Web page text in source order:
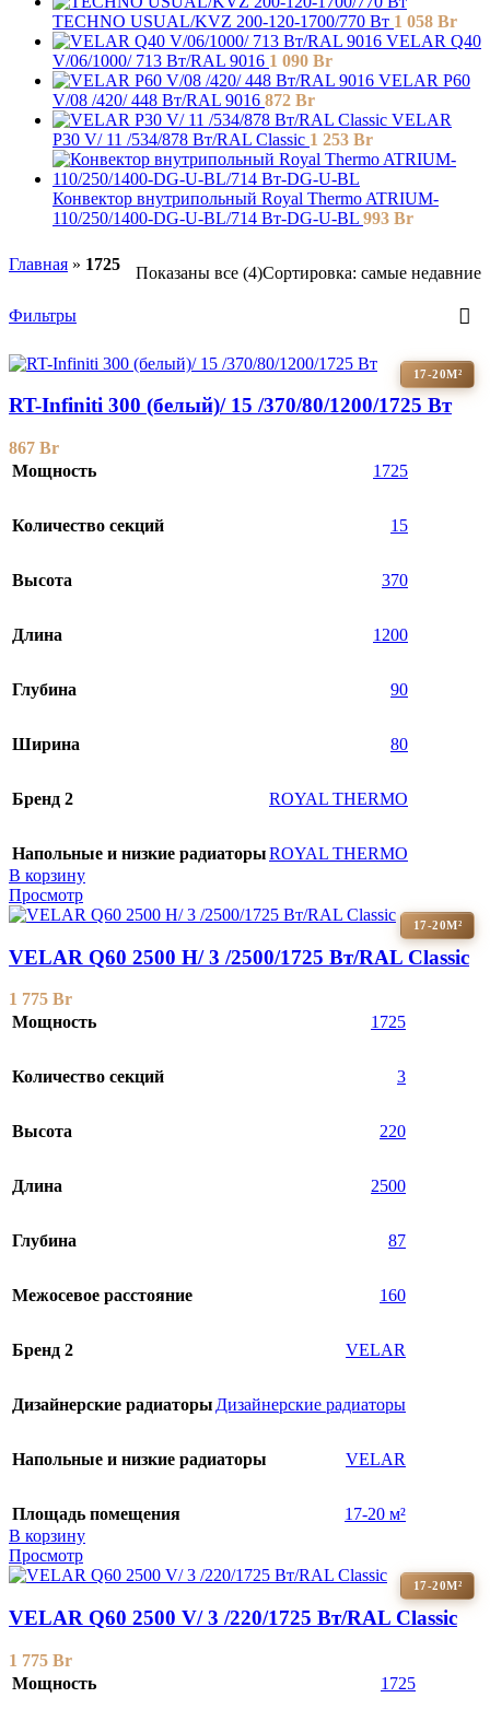
TECHNO USUAL/KVZ 200-120-1700/770 Вт 1 058 Br
VELAR Q40
V/06/1000/ 713 Bт/RAL 9016 1 090 Br
VELAR P60
V/08 /420/ 448 Bт/RAL 9016 872 Br
VELAR
P30 V/ 11 /534/878 Вт/RAL Classic 1 253 Br
Конвектор внутрипольный Royal Thermo ATRIUM-
110/250/1400-DG-U-BL/714 Вт-DG-U-BL 993 Br
Главная » 1725 Показаны все (4)Сортировка: самые недавние
Фильтры
17-20М²
RT-Infiniti 300 (белый)/ 15 /370/80/1200/1725 Вт
867 Br
Мощность
1725
Количество секций 15
Высота 370
Длина 1200
Глубина 90
Ширина 80
Бренд 2 ROYAL THERMO
Напольные и низкие радиаторыROYAL THERMO
В корзину
Просмотр
17-20М²
VELAR Q60 2500 H/ 3 /2500/1725 Вт/RAL Classic
1 775 Br
Мощность
1725
Количество секций 3
Высота 220
Длина 2500
Глубина 87
Межосевое расстояние 160
Бренд 2 VELAR
Дизайнерские радиаторыДизайнерские радиаторы
Напольные и низкие радиаторы VELAR
Площадь помещения
17-20 м²
В корзину
Просмотр
17-20М²
VELAR Q60 2500 V/ 3 /220/1725 Вт/RAL Classic
1 775 Br
Мощность
1725